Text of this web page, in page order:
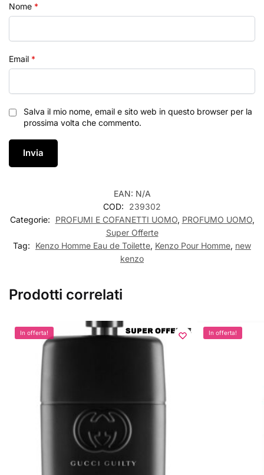
Nome *
Email *
Salva il mio nome, email e sito web in questo browser per la
prossima volta che commento.
EAN: N/A
COD:
239302
Categorie:
PROFUMI E COFANETTI UOMO, PROFUMO UOMO,
Super Offerte
Tag:
Kenzo Homme Eau de Toilette, Kenzo Pour Homme, new
kenzo
Prodotti correlati
In offerta! In offerta!